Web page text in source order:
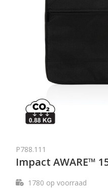
P788.111
Impact AWARE™
1780 op voorraad